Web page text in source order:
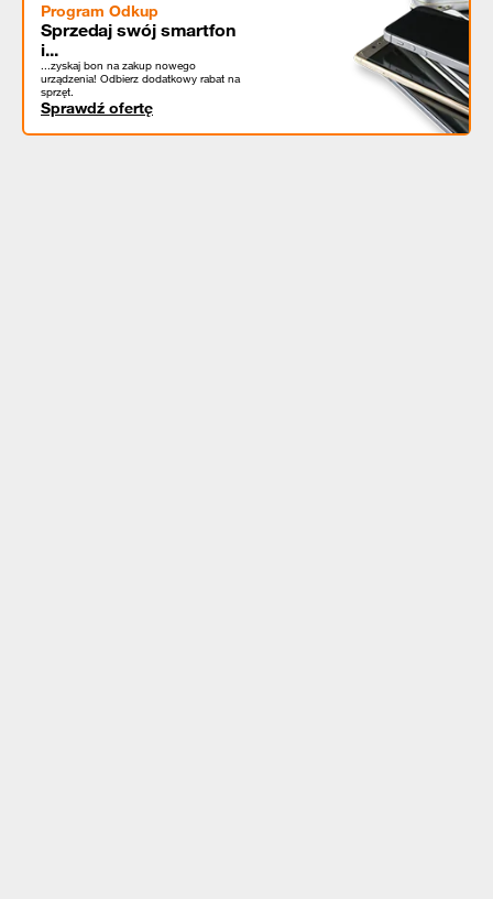
Program Odkup
Sprzedaj swój smartfon
i...
...zyskaj bon na zakup nowego
urządzenia! Odbierz dodatkowy rabat na
sprzęt.
Sprawdź ofertę